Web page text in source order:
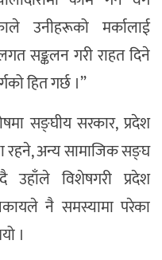
उनीहरूको मर्कालाई
सङ्कलन गरी राहत दिने
हित गर्छ ।”
सङ्घीय सरकार, प्रदेश
रहने, अन्य सामाजिक सङ्घ
उहाँले विशेषगरी प्रदेश
नै समस्यामा परेका
।